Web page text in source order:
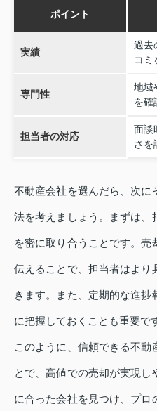
ポイント
実績
過去
コミ
専門性
地域
を確
担当者の対応
面談
さを
不動産会社を選んだら、次に
法を考えましょう。まずは、
を密に取り合うことです。売
伝えることで、担当者はより
きます。また、定期的な進捗
に把握しておくことも重要で
このように、信頼できる不動
とで、高値での売却が実現
に合った会社を見つけ、プロ